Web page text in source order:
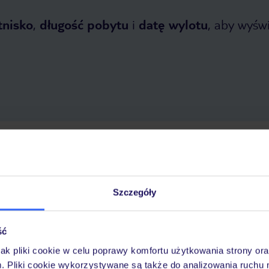
Szczegóły
pliki cookie w celu poprawy komfortu użytkowania strony
Pliki cookie wykorzystywane są także do analizowania ruchu
, długość pobytu i datę wylotu, aby
wakacjach 24/7